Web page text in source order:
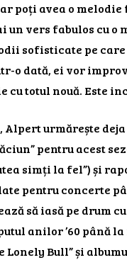
poți avea o
un vers fabulos cu
sofisticate pe care
o dată, ei vor
cu totul nouă. Este
Alpert urmărește
pentru acest
simți la fel”) și
pentru concerte
să iasă pe drum
anilor ’60 până
Bull” și